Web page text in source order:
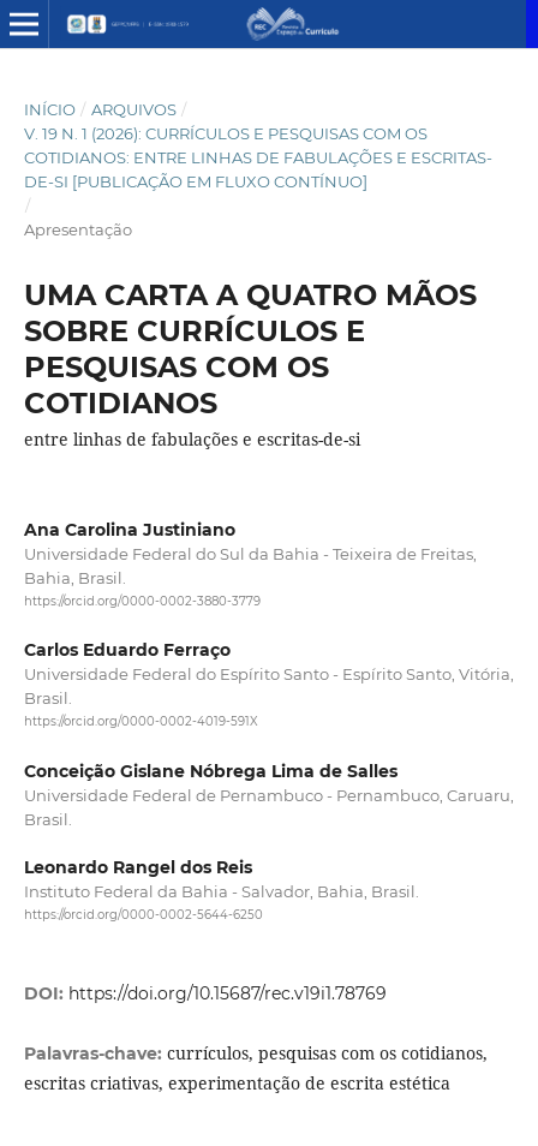
INÍCIO / ARQUIVOS /
V. 19 N. 1 (2026): CURRÍCULOS E PESQUISAS COM OS
COTIDIANOS: ENTRE LINHAS DE FABULAÇÕES E ESCRITAS-
DE-SI [PUBLICAÇÃO EM FLUXO CONTÍNUO]
/
Apresentação
UMA CARTA A QUATRO MÃOS
SOBRE CURRÍCULOS E
PESQUISAS COM OS
COTIDIANOS
entre linhas de fabulações e escritas-de-si
Ana Carolina Justiniano
Universidade Federal do Sul da Bahia - Teixeira de Freitas,
Bahia, Brasil.
https://orcid.org/0000-0002-3880-3779
Carlos Eduardo Ferraço
Universidade Federal do Espírito Santo - Espírito Santo, Vitória,
Brasil.
https://orcid.org/0000-0002-4019-591X
Conceição Gislane Nóbrega Lima de Salles
Universidade Federal de Pernambuco - Pernambuco, Caruaru,
Brasil.
Leonardo Rangel dos Reis
Instituto Federal da Bahia - Salvador, Bahia, Brasil.
https://orcid.org/0000-0002-5644-6250
DOI: https://doi.org/10.15687/rec.v19i1.78769
Palavras-chave: currículos, pesquisas com os cotidianos,
escritas criativas, experimentação de escrita estética